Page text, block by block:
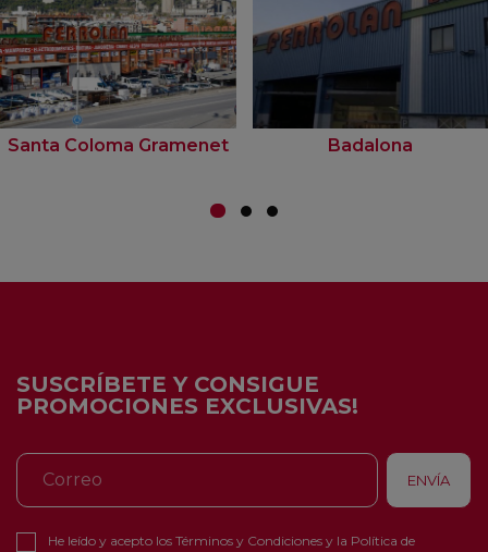
Santa Coloma Gramenet Badalona
SUSCRÍBETE Y CONSIGUE
PROMOCIONES EXCLUSIVAS!
He leído y acepto los Términos y Condiciones y la Política de